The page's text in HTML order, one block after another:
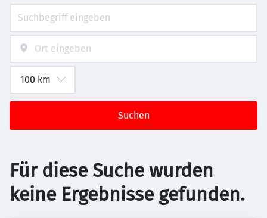
Suchen
Für diese Suche wurden
keine Ergebnisse gefunden.